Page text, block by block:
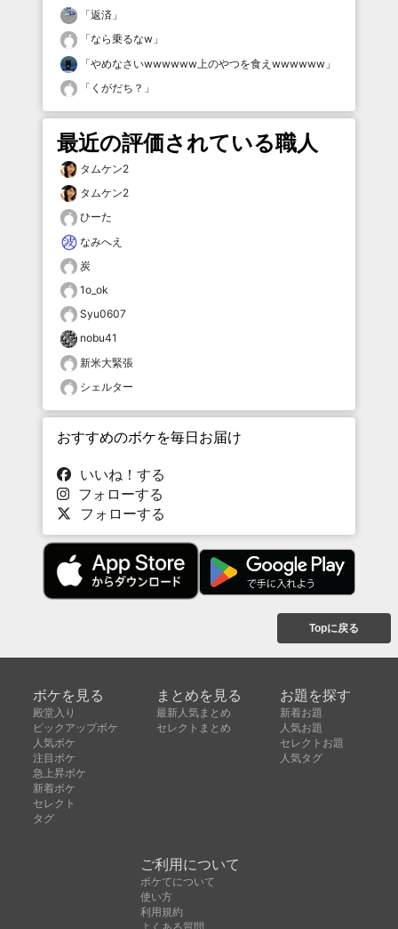
「返済 」
「なら乗るなw 」
「やめなさいwwwwww上のやつを食えwwwwww 」
「 くがだち？ 」
最近の評価されている職人
タムケン2
タムケン2
ひーた
なみへえ
炭
1o_ok
Syu0607
nobu41
新米大緊張
シェルター
おすすめのボケを毎日お届け
いいね！する
フォローする
フォローする
Topに戻る
ボケを見る
殿堂入り
ピックアップボケ
人気ボケ
注目ボケ
急上昇ボケ
新着ボケ
セレクト
タグ
まとめを見る
最新人気まとめ
セレクトまとめ
お題を探す
新着お題
人気お題
セレクトお題
人気タグ
ご利用について
ボケてについて
使い方
利用規約